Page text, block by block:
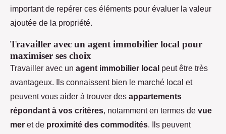
important de repérer ces éléments pour évaluer la valeur
ajoutée de la propriété.
Travailler avec un agent immobilier local pour
maximiser ses choix
Travailler avec un agent immobilier local peut être très
avantageux. Ils connaissent bien le marché local et
peuvent vous aider à trouver des appartements
répondant à vos critères, notamment en termes de vue
mer et de proximité des commodités. Ils peuvent